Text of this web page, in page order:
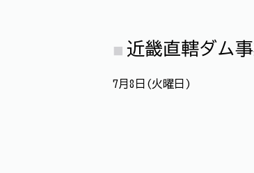
近畿直轄ダム
7月8日(火曜日)